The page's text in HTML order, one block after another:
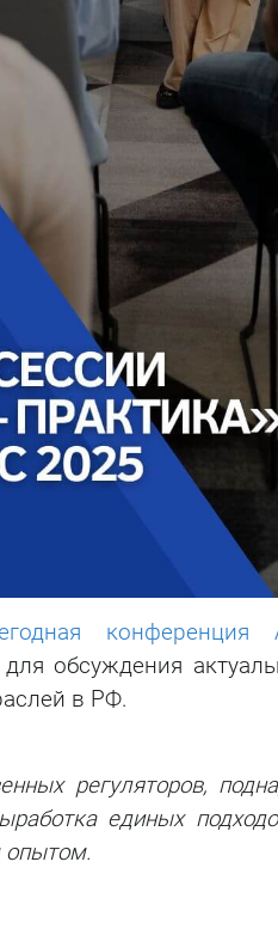
конференция
обсуждения
в РФ.
регуляторов,
единых
опытом.